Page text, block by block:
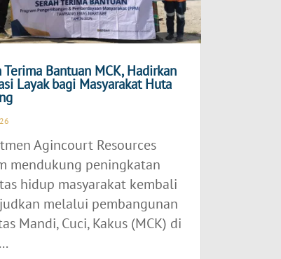
Terima Bantuan MCK, Hadirkan
Layak bagi Masyarakat Huta
Agincourt Resources
mendukung peningkatan
hidup masyarakat kembali
melalui pembangunan
Mandi, Cuci, Kakus (MCK) di